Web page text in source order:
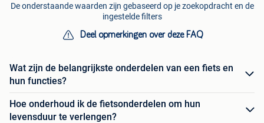
De onderstaande waarden zijn gebaseerd op je zoekopdracht en de
ingestelde filters
Deel opmerkingen over deze FAQ
Wat zijn de belangrijkste onderdelen van een fiets en
hun functies?
Hoe onderhoud ik de fietsonderdelen om hun
levensduur te verlengen?